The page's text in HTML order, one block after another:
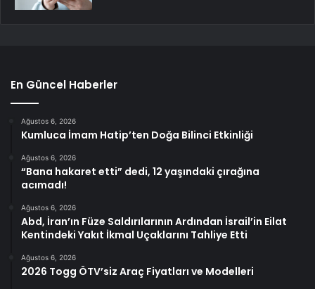
En Güncel Haberler
Ağustos 6, 2026
Kumluca İmam Hatip’ten Doğa Bilinci Etkinliği
Ağustos 6, 2026
“Bana hakaret etti” dedi, 12 yaşındaki çırağına
acımadı!
Ağustos 6, 2026
Abd, İran’ın Füze Saldırılarının Ardından İsrail’in Eilat
Kentindeki Yakıt İkmal Uçaklarını Tahliye Etti
Ağustos 6, 2026
2026 Togg ÖTV’siz Araç Fiyatları ve Modelleri